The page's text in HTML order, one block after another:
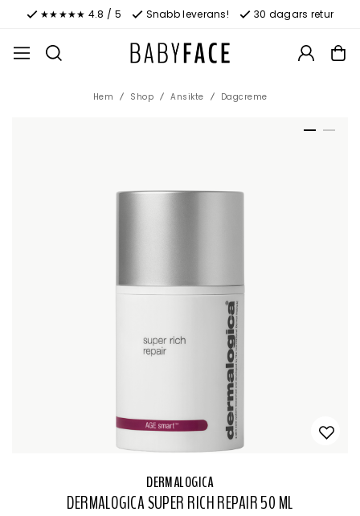
★★★★★ 4.8 / 5 Snabb leverans! 30 dagars retur
Hem Shop Ansikte Dagcreme
DERMALOGICA
DERMALOGICA SUPER RICH REPAIR 50 ML